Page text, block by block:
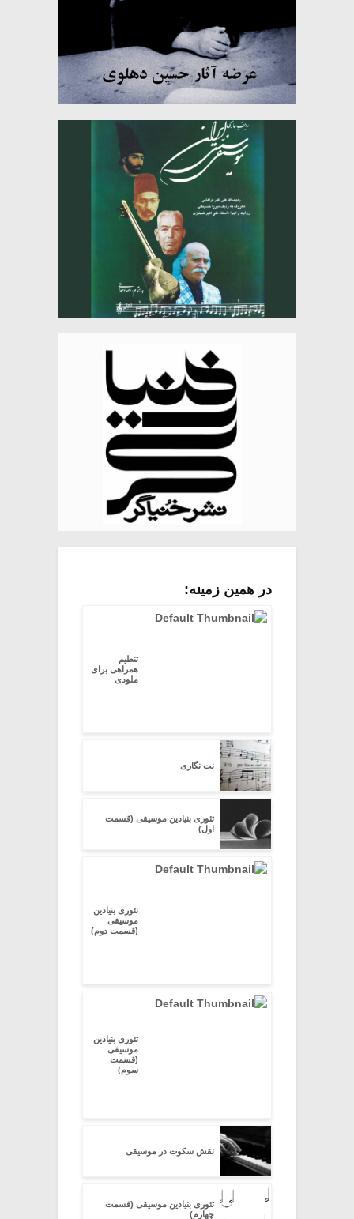
در همین زمینه:
تنظیم
همراهی برای
ملودی
نت نگاری
تئوری بنیادین موسیقی (قسمت
اول)
تئوری بنیادین
موسیقی
(قسمت دوم)
تئوری بنیادین
موسیقی
(قسمت
سوم)
نقش سکوت در موسیقی
تئوری بنیادین موسیقی (قسمت
چهارم)